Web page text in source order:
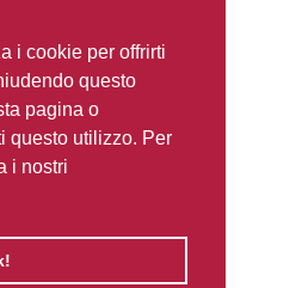
i cookie per offrirti
questo
pagina o
questo utilizzo. Per
i nostri